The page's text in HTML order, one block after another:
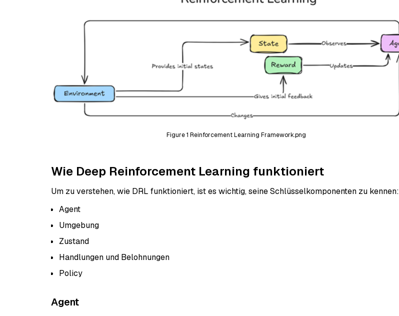
Figure 1 Reinforcement Learning Framework.png
Wie Deep Reinforcement Learning funktioniert
Um zu verstehen, wie DRL funktioniert, ist es wichtig, seine Schlüsselkomponenten zu kennen:
Agent
Umgebung
Zustand
Handlungen und Belohnungen
Policy
Agent